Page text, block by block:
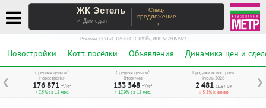
ЖК Эстель
✓ Дом сдан
Спец-
предложение
→
Реклама. ООО «СЗ ИНВЕСТСТРОЙ», ИНН 6678067973
Новостройки Котт. посёлки Объявления Динамика цен и
❮ ❯
Средняя цена м²
Новостройки
176 871 ₽/м²
↑ 7,5% за 12 мес.
Средняя цена м²
Вторичка
153 548 ₽/м²
↑ 17,9% за 12 мес.
Продажи новостроек
Июль 2026
2 481 сделок
↓ 5,3% к июню